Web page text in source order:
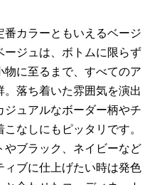
カラーともいえるベージ
ージュは、ボトムに限らず
物に至るまで、すべてのア
落ち着いた雰囲気を演出
ュアルなボーダー柄やチ
なしにもピッタリです。
やブラック、ネイビーなど
ブに仕上げたい時は発色